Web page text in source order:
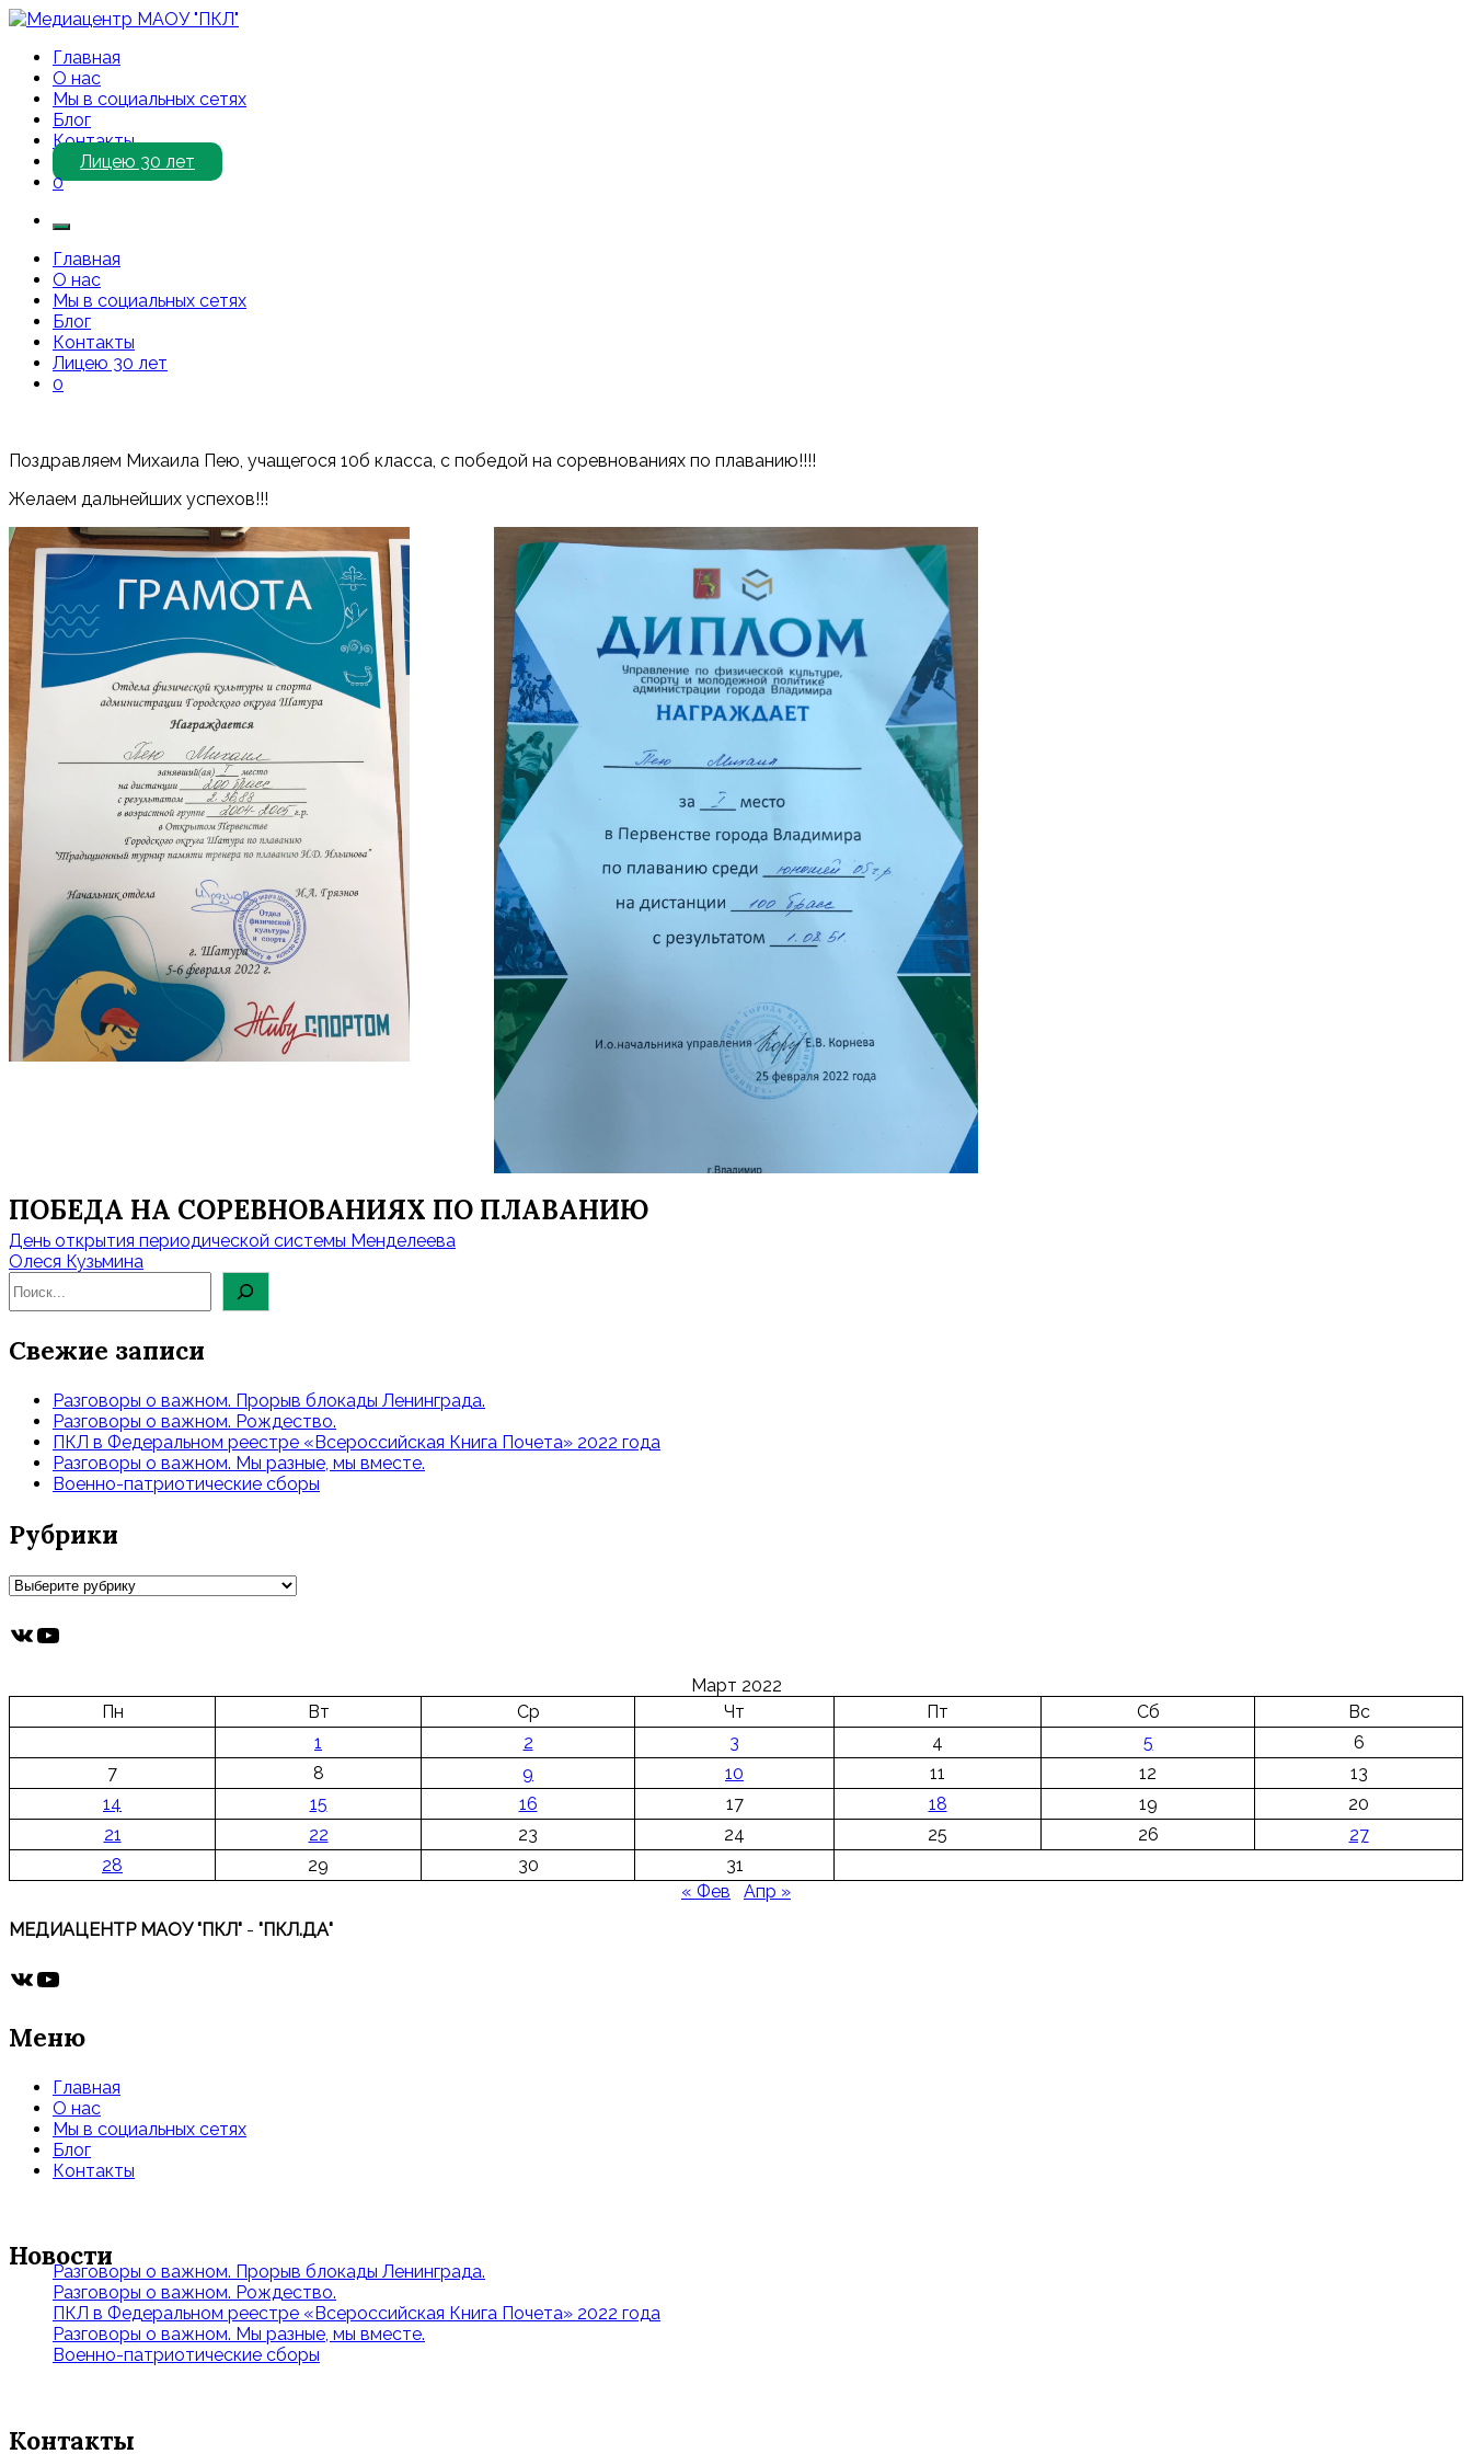
Перейти
содержимому
Медиацентр МАОУ "ПКЛ"
Приветствуем Вас на нашем сайте!
Главная
О нас
Мы в социальных сетях
Блог
Контакты
Лицею 30 лет
0
Главная
О нас
Мы в социальных сетях
Блог
Контакты
Лицею 30 лет
0
Поздравляем Михаила Пею, учащегося 10б класса, с победой на соревнованиях по плаванию!!!!
Желаем дальнейших успехов!!!
ПОБЕДА НА СОРЕВНОВАНИЯХ ПО ПЛАВАНИЮ
Навигация
по
записям
День открытия периодической системы Менделеева
Олеся Кузьмина
Свежие записи
Разговоры о важном. Прорыв блокады Ленинграда.
Разговоры о важном. Рождество.
ПКЛ в Федеральном реестре «Всероссийская Книга Почета» 2022 года
Разговоры о важном. Мы разные, мы вместе.
Военно-патриотические сборы
Рубрики
Рубрики
ВКонтакте
YouTube
Март 2022
Пн
Вт Ср Чт Пт Сб
Вс
1
2 3 4 5
6
7
8 9 10 11 12
13
14
15 16 17 18 19
20
21
22 23 24 25 26
27
28
29 30
31
« Фев
Апр »
МЕДИАЦЕНТР МАОУ "ПКЛ" - "ПКЛ.ДА"
ВКонтакте
YouTube
Меню
Главная
О нас
Мы в социальных сетях
Блог
Контакты
Новости
Разговоры о важном. Прорыв блокады Ленинграда.
Разговоры о важном. Рождество.
ПКЛ в Федеральном реестре «Всероссийская Книга Почета» 2022 года
Разговоры о важном. Мы разные, мы вместе.
Военно-патриотические сборы
Контакты